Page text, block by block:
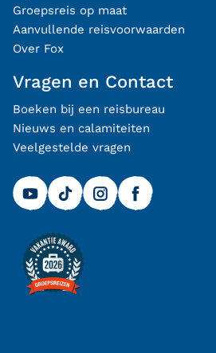
Groepsreis op maat
Aanvullende reisvoorwaarden
Over Fox
Vragen en Contact
Boeken bij een reisbureau
Nieuws en calamiteiten
Veelgestelde vragen